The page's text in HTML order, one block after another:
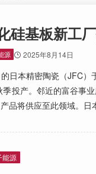
基板新工
源 2025年8月14日
本精密陶瓷（JFC）于
投产。邻近的富谷事
品将供应至此领域。日
能源